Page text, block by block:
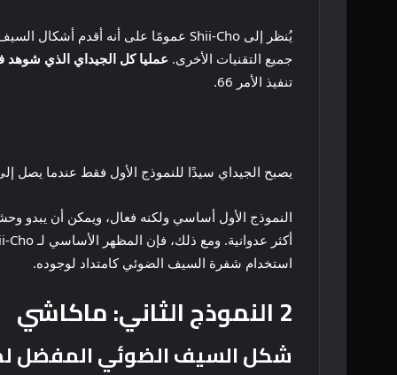
جميع التقنيات الأخرى. عمليا كل الجيداي الذي شوهد
تنفيذ الأمر 66.
يصبح الجيداي سيدًا للنموذج الأول فقط عندما يصل
النموذج الأول أساسي ولكنه فعال، ويمكن أن يبدو
استخدام شفرة السيف الضوئي كامتداد لوجوده.
2 النموذج الثاني: ماكاشي
شكل السيف الضوئي المفضل